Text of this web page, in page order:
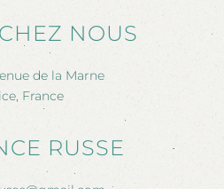
NOUS
de la Marne
France
RUSSE